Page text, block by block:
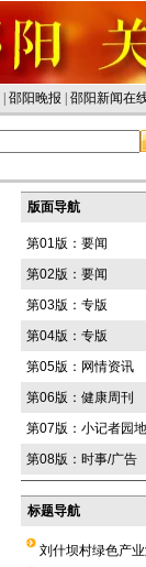
邵阳晚报 邵阳新闻在
版面导航
第01版：要闻
第02版：要闻
第03版：专版
第04版：专版
第05版：网情资讯
第06版：健康周刊
第07版：小记者园地
第08版：时事/广告
标题导航
刘什坝村绿色产